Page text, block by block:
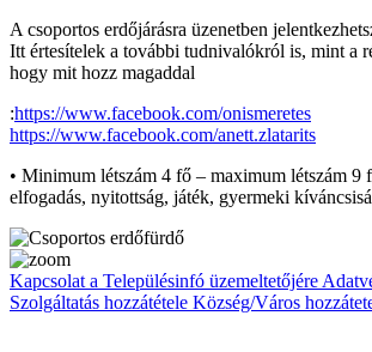
A csoportos erdőjárásra üzenetben
Itt értesítelek a további tudnivalókról is, mint a
hogy mit hozz magaddal
:https://www.facebook.com/onismeretes
https://www.facebook.com/anett.zlatarits
• Minimum létszám 4 fő – maximum létszám 9
elfogadás, nyitottság, játék, gyermeki
Kapcsolat a Településinfó üzemeltetőjére
Szolgáltatás hozzátétele Község/Város